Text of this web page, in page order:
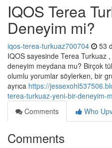
IQOS Terea
Deneyim mi?
iqos-terea-turkuaz700704 53
IQOS sayesinde Terea Turkuaz
deneyim meydana mu? Birçok
olumlu yorumlar söylerken, bir
ayrıca https://
terea-turkuaz-yeni-bir-deneyim-
Comments
Who
Comments